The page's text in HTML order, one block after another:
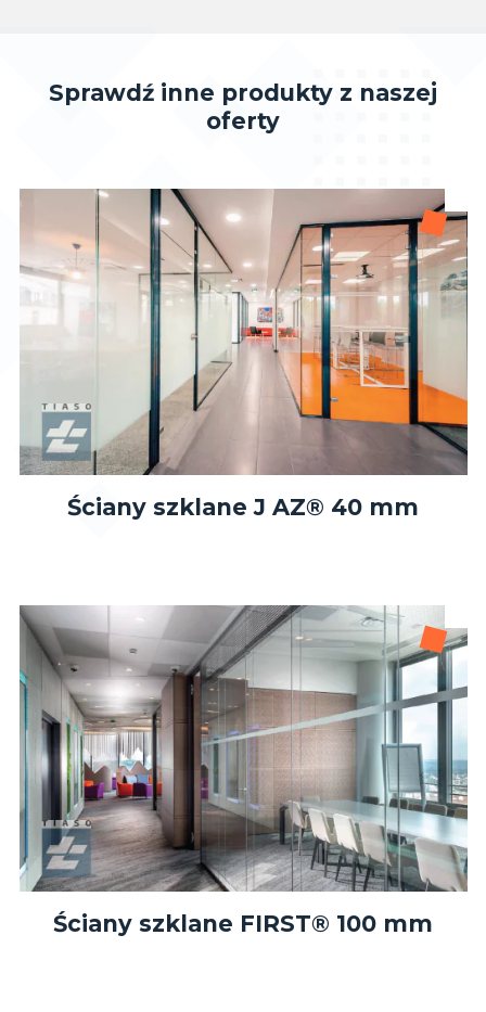
Sprawdź inne produkty z naszej
oferty
Ściany szklane J AZ® 40 mm
Ściany szklane FIRST® 100 mm